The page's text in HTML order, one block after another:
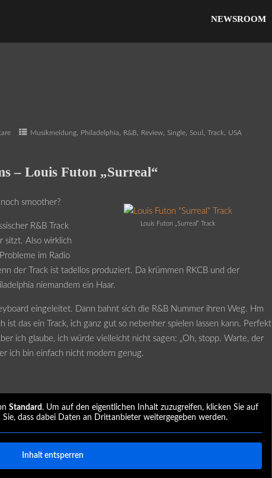
NEWSROOM
Musikmeldung, Philadelphia, R&B, Review, Single, Soul ,Track, USA
– Louis Futon „Surreal“
Louis Futon „Surreal“ Track
smoother?
R&B Track
sitzt. Also wirklich
im Radio
der Track ist tadellos produziert. Da krümmen RKCB und der
niemandem ein Haar.
eingeleitet. Dann bahnt sich die R&B Nummer ihren Weg. Hm
ist das ein Track, ich ganz gut so nebenher spielen lassen kann. Perfekt
ich glaube, ich würde vielleicht nicht sagen: „Oh, stopp. Warte, der
ich bin einfach nicht modern genug.
Standard . Um auf den eigentlichen Inhalt zuzugreifen, klicken Sie auf
dass dabei Daten an Drittanbieter weitergegeben werden.
Inhalt entsperren